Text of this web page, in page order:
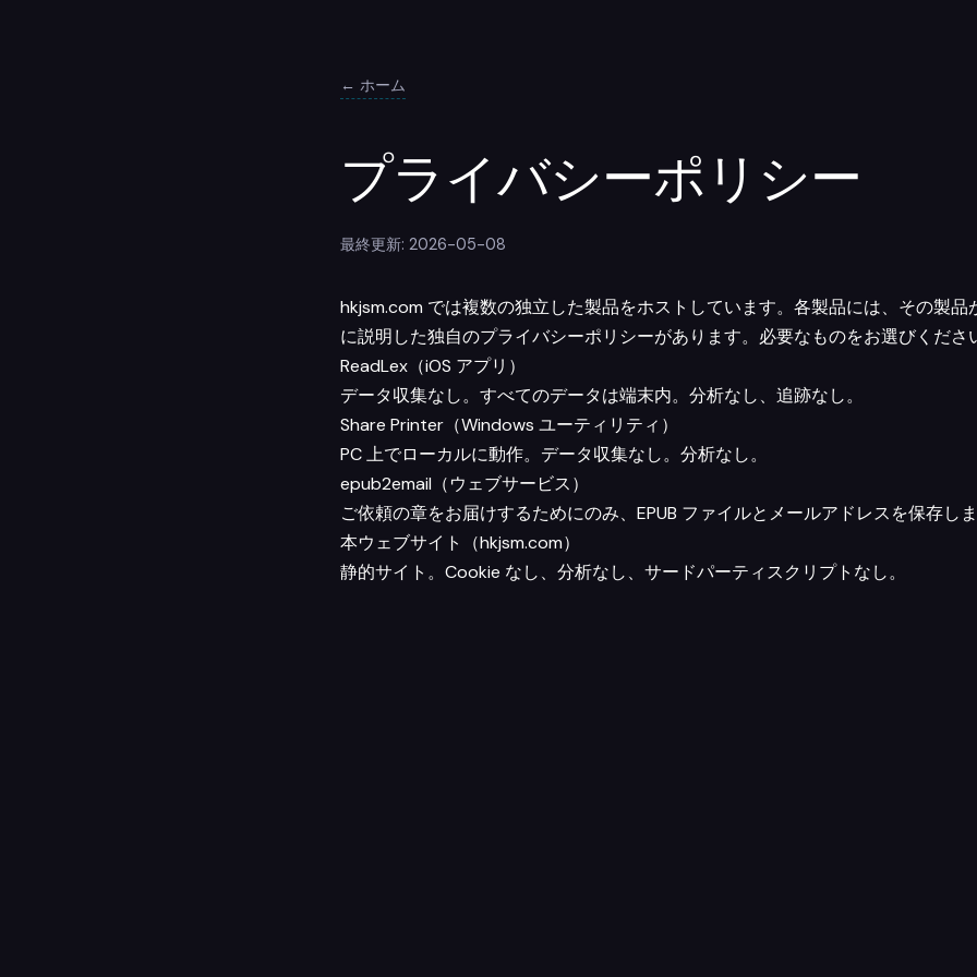
← ホーム
プライバシーポリシー
最終更新: 2026-05-08
hkjsm.com では複数の独立した製品をホストしています。各製品には、その製品
に説明した独自のプライバシーポリシーがあります。必要なものをお選びくださ
ReadLex（iOS アプリ）
データ収集なし。すべてのデータは端末内。分析なし、追跡なし。
Share Printer（Windows ユーティリティ）
PC 上でローカルに動作。データ収集なし。分析なし。
epub2email（ウェブサービス）
ご依頼の章をお届けするためにのみ、EPUB ファイルとメールアドレスを保存し
本ウェブサイト（hkjsm.com）
静的サイト。Cookie なし、分析なし、サードパーティスクリプトなし。